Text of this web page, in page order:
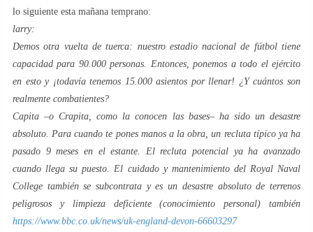
lo siguiente esta mañana temprano:
larry:
Demos otra vuelta de tuerca: nuestro estadio nacional de fútbol tiene
capacidad para 90.000 personas. Entonces, ponemos a todo el ejército
en esto y ¡todavía tenemos 15.000 asientos por llenar! ¿Y cuántos son
realmente combatientes?
Capita –o Crapita, como la conocen las bases– ha sido un desastre
absoluto. Para cuando te pones manos a la obra, un recluta típico ya ha
pasado 9 meses en el estante. El recluta potencial ya ha avanzado
cuando llega su puesto. El cuidado y mantenimiento del Royal Naval
College también se subcontrata y es un desastre absoluto de terrenos
peligrosos y limpieza deficiente (conocimiento personal) también
https://www.bbc.co.uk/news/uk-england-devon-66603297